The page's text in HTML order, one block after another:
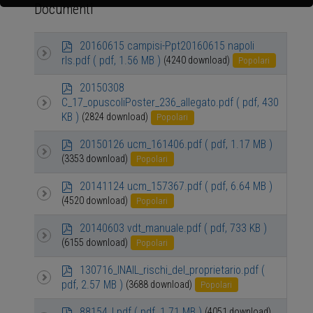
Documenti
d
20160615 campisi-Ppt20160615 napoli
rls.pdf ( pdf, 1.56 MB ) (4240 download) Popolari
d
f
20150308
C_17_opuscoliPoster_236_allegato.pdf ( pdf, 430
KB ) (2824 download) Popolari
d
20150126 ucm_161406.pdf ( pdf, 1.17 MB )
(3353 download) Popolari
d
20141124 ucm_157367.pdf ( pdf, 6.64 MB )
(4520 download) Popolari
d
20140603 vdt_manuale.pdf ( pdf, 733 KB )
(6155 download) Popolari
d
130716_INAIL_rischi_del_proprietario.pdf (
pdf, 2.57 MB ) (3688 download) Popolari